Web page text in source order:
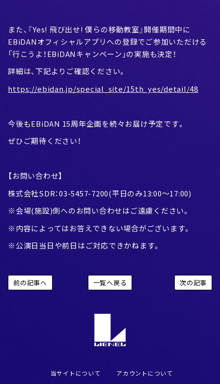
また、『Yes! 飛び出せ! 僕らの移動教室』開催期間中に
EBiDANオフィシャルアプリへの登録でご参加いただける
「行こうよ！EBiDANキャンペーン」の実施も決定！
詳細は、下記よりご確認ください。
https://ebidan.jp/special_site/15th_yes/detail/48
今後もEBiDAN 15周年企画を続々お届け予定です。
ぜひご期待ください！
【お問い合わせ】
株式会社SDR：03-5457-7200(平日のみ13:00〜17:00)
※会場(施設)側へのお問い合わせはご遠慮ください。
※内容によってはお答えできない場合がございます。
※公演日当日や前日はご対応できかねます。
次の記事
一覧へ戻る
前の記事へ
当サイトについて アカウントについて